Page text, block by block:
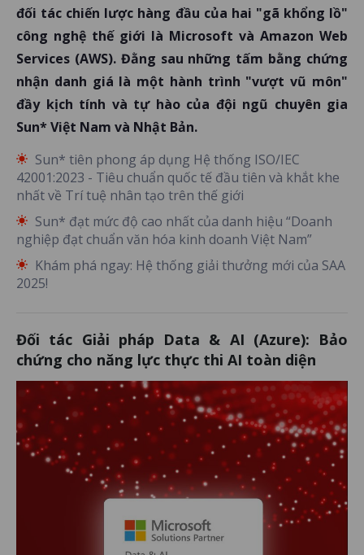
đối tác chiến lược hàng đầu của hai "gã khổng lồ"
công nghệ thế giới là Microsoft và Amazon Web
Services (AWS). Đằng sau những tấm bằng chứng
nhận danh giá là một hành trình "vượt vũ môn"
đầy kịch tính và tự hào của đội ngũ chuyên gia
Sun* Việt Nam và Nhật Bản.
Sun* tiên phong áp dụng Hệ thống ISO/IEC
42001:2023 - Tiêu chuẩn quốc tế đầu tiên và khắt khe
nhất về Trí tuệ nhân tạo trên thế giới
Sun* đạt mức độ cao nhất của danh hiệu “Doanh
nghiệp đạt chuẩn văn hóa kinh doanh Việt Nam”
Khám phá ngay: Hệ thống giải thưởng mới của SAA
2025!
Đối tác Giải pháp Data & AI (Azure): Bảo
chứng cho năng lực thực thi AI toàn diện